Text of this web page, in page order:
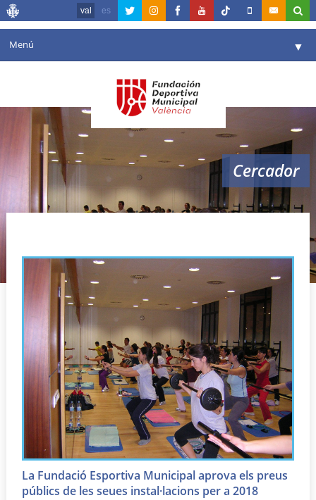
val es
Menú ▼
Agenda
Instal·lacions
▼
▼
Cercador
instalaciones deportivas
La Fundació Esportiva Municipal aprova els preus
públics de les seues instal·lacions per a 2018